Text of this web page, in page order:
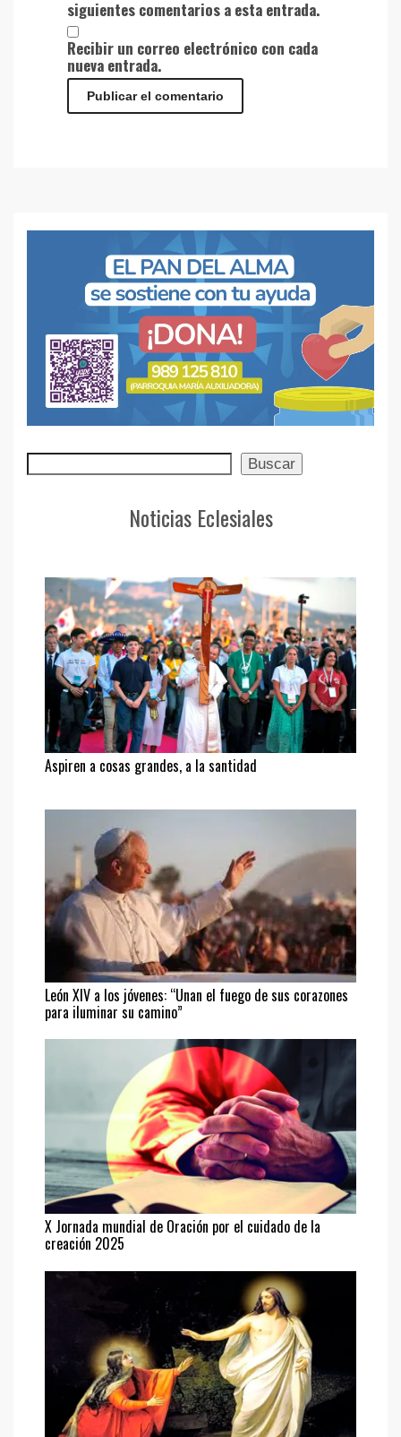
siguientes comentarios a esta entrada.
Recibir un correo electrónico con cada
nueva entrada.
Buscar Buscar
Noticias Eclesiales
Aspiren a cosas grandes, a la santidad
León XIV a los jóvenes: “Unan el fuego de sus corazones
para iluminar su camino”
X Jornada mundial de Oración por el cuidado de la
creación 2025